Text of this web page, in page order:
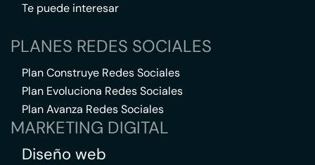
Te puede interesar
PLANES REDES SOCIALES
Plan Construye Redes Sociales
Plan Evoluciona Redes Sociales
Plan Avanza Redes Sociales
MARKETING DIGITAL
Diseño web